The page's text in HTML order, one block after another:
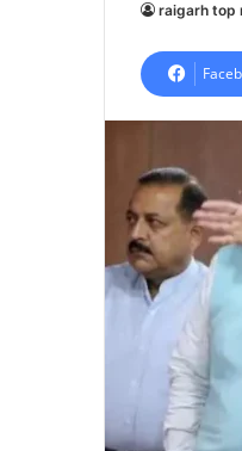
raigarh top